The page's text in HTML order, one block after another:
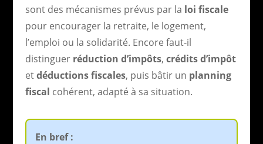
sont des mécanismes prévus par la loi fiscale
pour encourager la retraite, le logement,
l’emploi ou la solidarité. Encore faut-il
distinguer réduction d’impôts, crédits d’impôt
etdéductions fiscales, puis bâtir un planning
fiscal cohérent, adapté à sa situation.
En bref :